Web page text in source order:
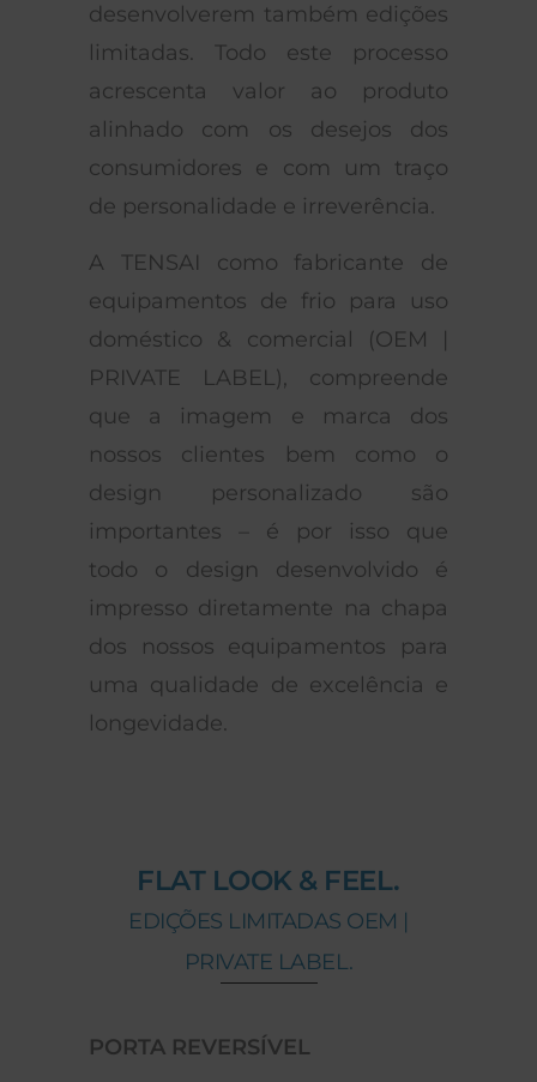
desenvolverem também edições
limitadas. Todo este processo
acrescenta valor ao produto
alinhado com os desejos dos
consumidores e com um traço
de personalidade e irreverência.
A TENSAI como fabricante de
equipamentos de frio para uso
doméstico & comercial (OEM |
PRIVATE LABEL), compreende
que a imagem e marca dos
nossos clientes bem como o
design personalizado são
importantes – é por isso que
todo o design desenvolvido é
impresso diretamente na chapa
dos nossos equipamentos para
uma qualidade de excelência e
longevidade.
FLAT LOOK & FEEL.
EDIÇÕES LIMITADAS OEM |
PRIVATE LABEL.
PORTA REVERSÍVEL